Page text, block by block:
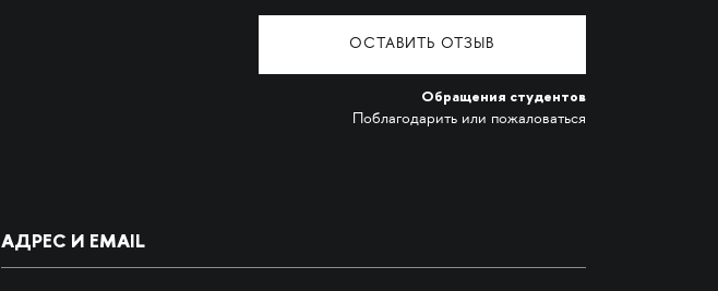
ОСТАВИТЬ ОТЗЫВ
Обращения студентов
Поблагодарить или пожаловаться
АДРЕС И EMAIL